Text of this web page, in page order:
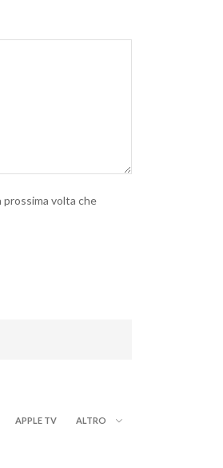
prossima volta che
APPLE TV ALTRO